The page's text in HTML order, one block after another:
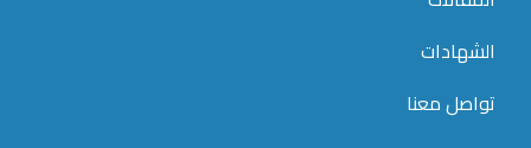
الشهادات
تواصل معنا